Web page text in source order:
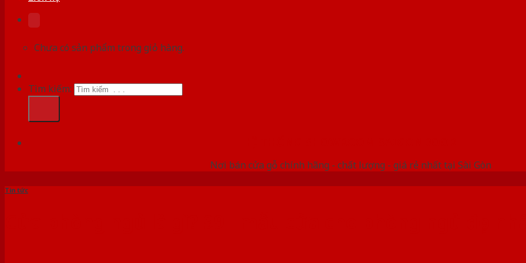
Chưa có sản phẩm trong giỏ hàng.
Tìm kiếm:
Nơi bán cửa gỗ chính hãng - chất lượng - giá rẻ nhất tại Sài Gòn
Tin tức